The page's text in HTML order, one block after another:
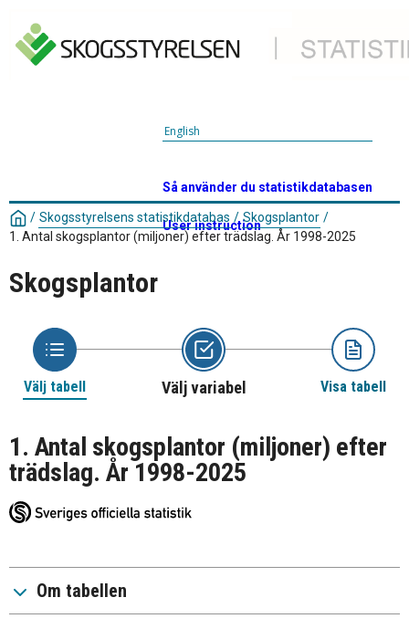
English
Så använder du statistikdatabasen
User instruction
/ Skogsstyrelsens statistikdatabas / Skogsplantor /
1. Antal skogsplantor (miljoner) efter trädslag. År 1998-2025
Skogsplantor
Välj tabell Välj variabel Visa tabell
1. Antal skogsplantor (miljoner) efter
trädslag. År 1998-2025
Om tabellen